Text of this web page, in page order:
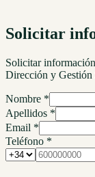
Solicitar
Solicitar
Dirección y Gestión
Nombre *
Apellidos *
Email *
Teléfono *